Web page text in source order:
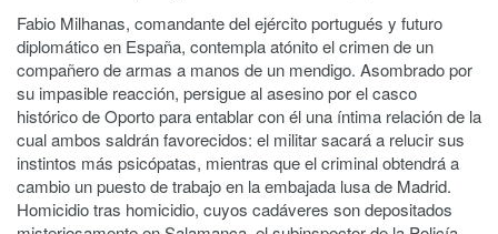
Fabio Milhanas, comandante del ejército portugués y futuro
diplomático en España, contempla atónito el crimen de un
compañero de armas a manos de un mendigo. Asombrado por
su impasible reacción, persigue al asesino por el casco
histórico de Oporto para entablar con él una íntima relación de la
cual ambos saldrán favorecidos: el militar sacará a relucir sus
instintos más psicópatas, mientras que el criminal obtendrá a
cambio un puesto de trabajo en la embajada lusa de Madrid.
Homicidio tras homicidio, cuyos cadáveres son depositados